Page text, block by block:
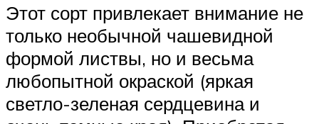
Этот сорт привлекает внимание не
только необычной чашевидной
формой листвы, но и весьма
любопытной окраской (яркая
светло-зеленая сердцевина и